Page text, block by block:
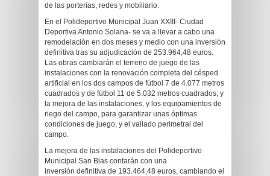
de las porterías, redes y mobiliario.
En el Polideportivo Municipal Juan XXIII- Ciudad
Deportiva Antonio Solana- se va a llevar a cabo una
remodelación en dos meses y medio con una inversión
definitiva tras su adjudicación de 253.964,48 euros.
Las obras cambiarán el terreno de juego de las
instalaciones con la renovación completa del césped
artificial en los dos campos de fútbol 7 de 4.077 metros
cuadrados y de fútbol 11 de 5.032 metros cuadrados, y
la mejora de las instalaciones, y los equipamientos de
riego del campo, para garantizar unas óptimas
condiciones de juego, y el vallado perimetral del
campo.
La mejora de las instalaciones del Polideportivo
Municipal San Blas contarán con una
inversión definitiva de 193.464,48 euros, cambiando el